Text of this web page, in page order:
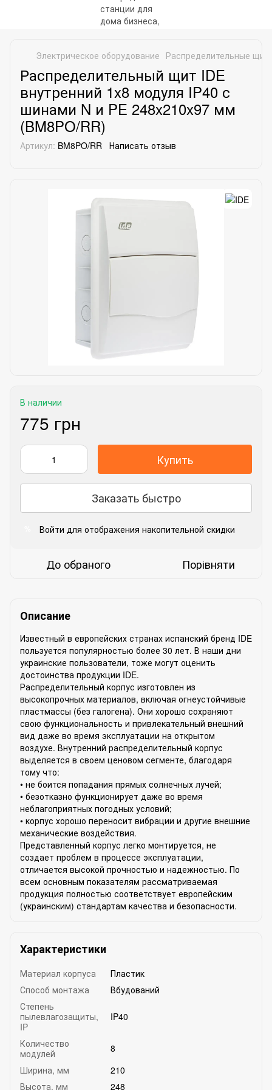
Электрическое оборудование Распределительные
Распределительный щит IDE
внутренний 1x8 модуля IP40 с
шинами N и PE 248x210x97 мм
(BM8PO/RR)
Артикул: BM8PO/RR Написать отзыв
В наличии
775 грн
Купить
Заказать быстро
Войти для отображения накопительной скидки
До обраного Порівняти
Описание
Известный в европейских странах испанский бренд IDE
пользуется популярностью более 30 лет. В наши дни
украинские пользователи, тоже могут оценить
достоинства продукции IDE.
Распределительный корпус изготовлен из
высокопрочных материалов, включая огнеустойчивые
пластмассы (без галогена). Они хорошо сохраняют
свою функциональность и привлекательный внешний
вид даже во время эксплуатации на открытом
воздухе. Внутренний распределительный корпус
выделяется в своем ценовом сегменте, благодаря
тому что:
• не боится попадания прямых солнечных лучей;
• безотказно функционирует даже во время
неблагоприятных погодных условий;
• корпус хорошо переносит вибрации и другие внешние
механические воздействия.
Представленный корпус легко монтируется, не
создает проблем в процессе эксплуатации,
отличается высокой прочностью и надежностью. По
всем основным показателям рассматриваемая
продукция полностью соответствует европейским
(украинским) стандартам качества и безопасности.
Характеристики
Материал корпуса
Пластик
Способ монтажа
Вбудований
Степень
пылевлагозащиты,
IP
IP40
Количество
модулей
8
Ширина, мм
210
Высота, мм
248